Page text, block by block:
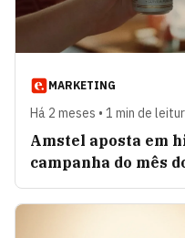
MARKETING
Há 2 meses • 1 min de
Amstel aposta em
campanha do mês